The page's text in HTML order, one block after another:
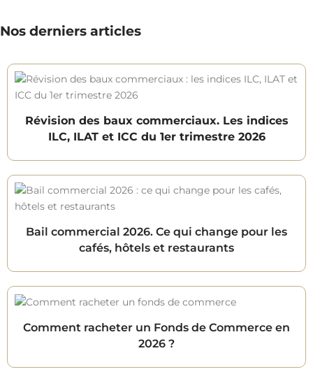
Nos derniers articles
Révision des baux commerciaux. Les indices
ILC, ILAT et ICC du 1er trimestre 2026
Bail commercial 2026. Ce qui change pour les
cafés, hôtels et restaurants
Comment racheter un Fonds de Commerce en
2026 ?